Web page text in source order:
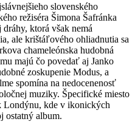
slovenského
režiséra Šimona Šafránka
ktorá však nemá
ale krištáľového ohliadnutia sa
chameleónska hudobná
majú čo povedať aj Janko
zoskupenie Modus, a
spomína na nedocenenosť
muziky. Špecifické miesto
kde v ikonických
ostatný album.